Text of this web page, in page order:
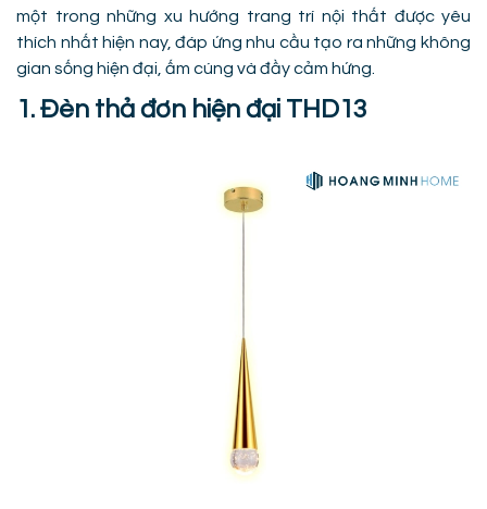
một trong những xu hướng trang trí nội thất được yêu
thích nhất hiện nay, đáp ứng nhu cầu tạo ra những không
gian sống hiện đại, ấm cúng và đầy cảm hứng.
1. Đèn thả đơn hiện đại THD13